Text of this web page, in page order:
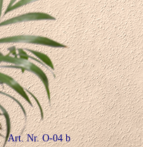
Art. Nr. O-04 b